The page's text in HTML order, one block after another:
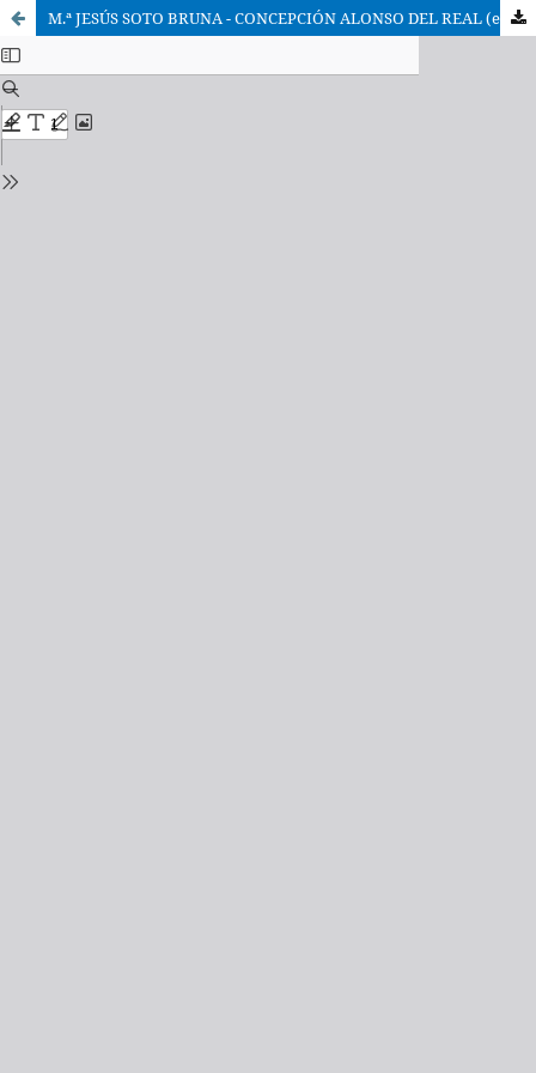
M.ª JESÚS SOTO BRUNA - CONCEPCIÓN ALONSO DEL REAL (eds.), De processione mundi. Estudio y edición crítica del tratado de Domingo Gundisalvo